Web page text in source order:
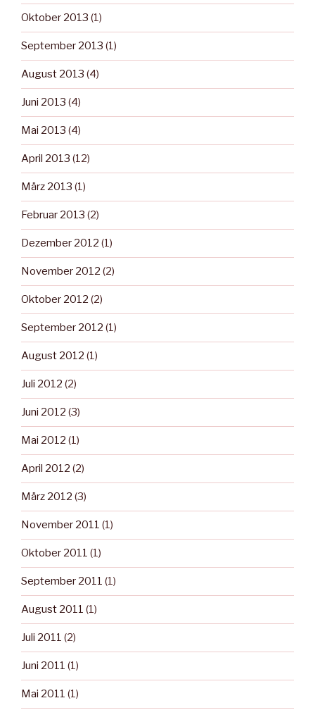
Oktober 2013 (1)
September 2013 (1)
August 2013 (4)
Juni 2013 (4)
Mai 2013 (4)
April 2013 (12)
März 2013 (1)
Februar 2013 (2)
Dezember 2012 (1)
November 2012 (2)
Oktober 2012 (2)
September 2012 (1)
August 2012 (1)
Juli 2012 (2)
Juni 2012 (3)
Mai 2012 (1)
April 2012 (2)
März 2012 (3)
November 2011 (1)
Oktober 2011 (1)
September 2011 (1)
August 2011 (1)
Juli 2011 (2)
Juni 2011 (1)
Mai 2011 (1)